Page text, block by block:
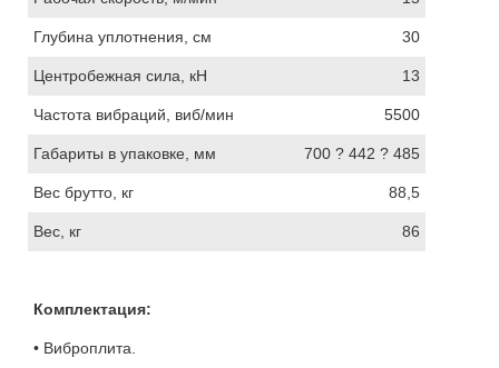
Глубина уплотнения, см 30
Центробежная сила, кН 13
Частота вибраций, виб/мин 5500
Габариты в упаковке, мм 700 ? 442 ? 485
Вес брутто, кг 88,5
Вес, кг 86
Комплектация:
• Виброплита.